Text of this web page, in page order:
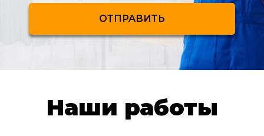
ОТПРАВИТЬ
Наши работы